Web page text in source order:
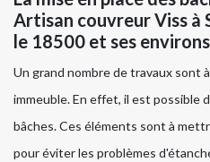
Artisan couvreur Viss
le 18500 et ses environs
Un grand nombre de travaux sont
immeuble. En effet, il est possible
bâches. Ces éléments sont à
pour éviter les problèmes